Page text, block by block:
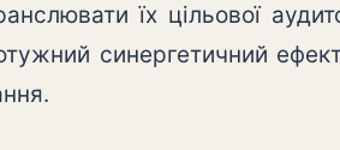
їх цільової
синергетичний